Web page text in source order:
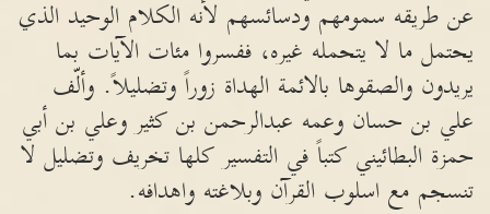
عن طريقه سمومهم ودسائسهم لأنه الكلام الوحيد الذي
يحتمل ما لا يتحمله غيره، ففسروا مئات الآيات بما
يريدون والصقوها بالائمة الهداة زوراً وتضليلاً. وألّف
علي بن حسان وعمه عبدالرحمن بن كثير وعلي بن أبي
حمزة البطائيني كتباً في التفسير كلها تخريف وتضليل لا
تنسجم مع اسلوب القرآن وبلاغته واهدافه.